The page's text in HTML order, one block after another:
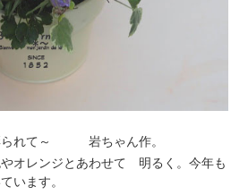
られて～ 岩ちゃん作。
オレンジとあわせて 明るく。今年も
います。